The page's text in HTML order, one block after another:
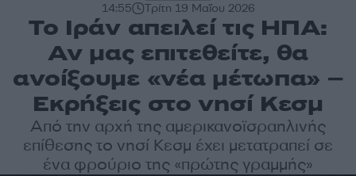
14:55 Τρίτη 19 Μαΐου 2026
Το Ιράν απειλεί τις ΗΠΑ:
Αν μας επιτεθείτε, θα
ανοίξουμε «νέα μέτωπα» –
Εκρήξεις στο νησί Κεσμ
Από την αρχή της αμερικανοϊσραηλινής
επίθεσης το νησί Κεσμ έχει μετατραπεί σε
ένα φρούριο της «πρώτης γραμμής»